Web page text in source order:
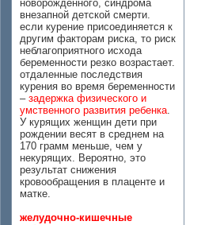
новорожденного, синдрома
внезапной детской смерти.
если курение присоединяется к
другим факторам риска, то риск
неблагоприятного исхода
беременности резко возрастает.
отдаленные последствия
курения во время беременности
– задержка физического и
умственного развития ребенка.
У курящих женщин дети при
рождении весят в среднем на
170 грамм меньше, чем у
некурящих. Вероятно, это
результат снижения
кровообращения в плаценте и
матке.
желудочно-кишечные